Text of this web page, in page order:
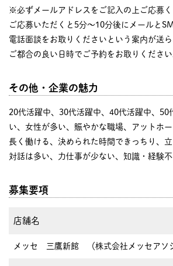
※必ずメールアドレスをご記入の上ご応募く
ご応募いただくと5分～10分後にメールと
電話面談をお取りくださいという案内が送ら
ご都合の良い日時でご予約をお取りください
その他・企業の魅力
20代活躍中、30代活躍中、40代活躍中、50
い、女性が多い、賑やかな職場、アットホー
長く働ける、決められた時間できっちり、
対話は多い、力仕事が少ない、知識・経験
募集要項
店舗名
メッセ 三鷹新館 （株式会社メッセアソ